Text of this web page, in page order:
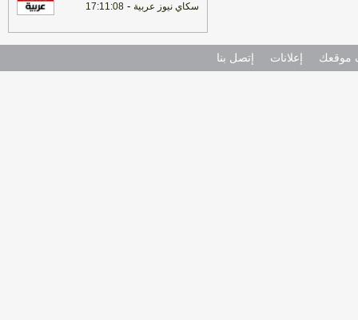
سكاي نيوز عربية -
17:11:08
موقعك إعلانات إتصل بنا